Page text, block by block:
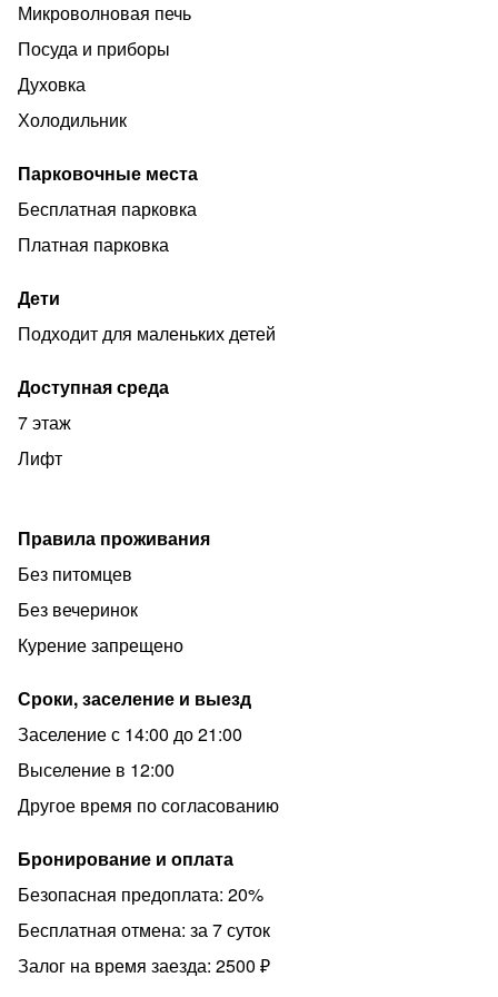
**Безопасность**: Домофон, видеонаблюдение,
круглосуточная поддержка гостей.
**Виды**: Окна выходят на проспект.
**Транспорт**: 2 минута до остановки маршруток,
удобный выезд на трассу.
**Дополнительные +
✔ **Гибкие условия** (поздний выезд, скидки за
длительный срок).
бутилированная вода).
✔ **Возможность бронирования** онлайн 24/7.
Микроволновая печь
Посуда и приборы
Духовка
Холодильник
Парковочные места
Бесплатная парковка
Платная парковка
Дети
Подходит для маленьких детей
Доступная среда
7 этаж
Лифт
Правила проживания
Без питомцев
Без вечеринок
Курение запрещено
Сроки, заселение и выезд
Заселение с 14:00 до 21:00
Выселение в 12:00
Другое время по согласованию
Бронирование и оплата
Безопасная предоплата: 20%
Бесплатная отмена: за 7 суток
Залог на время заезда: 2500 ₽